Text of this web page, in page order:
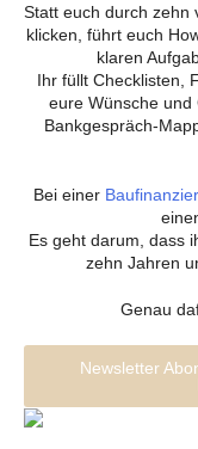
Statt euch durch zehn
klicken, führt euch
klaren
Ihr füllt Checklisten,
eure Wünsche
Bankgespräch-
Bei einer
Es geht darum, dass
zehn Jahren
Genau
Newsletter